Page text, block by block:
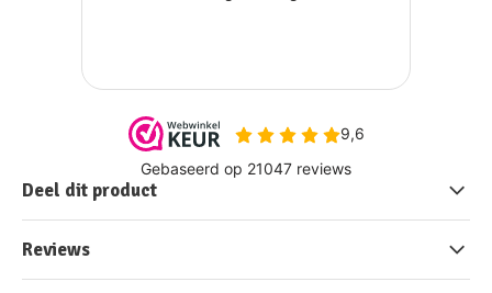
Deel dit product
Reviews